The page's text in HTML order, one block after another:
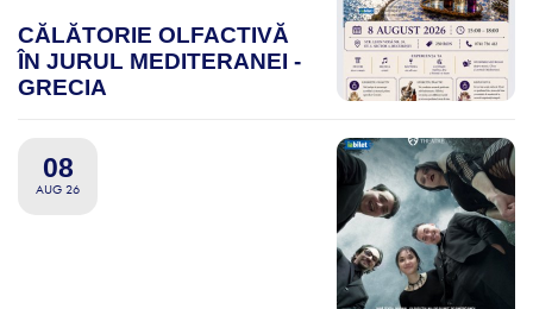
CĂLĂTORIE OLFACTIVĂ
ÎN JURUL MEDITERANEI -
GRECIA
08
AUG 26